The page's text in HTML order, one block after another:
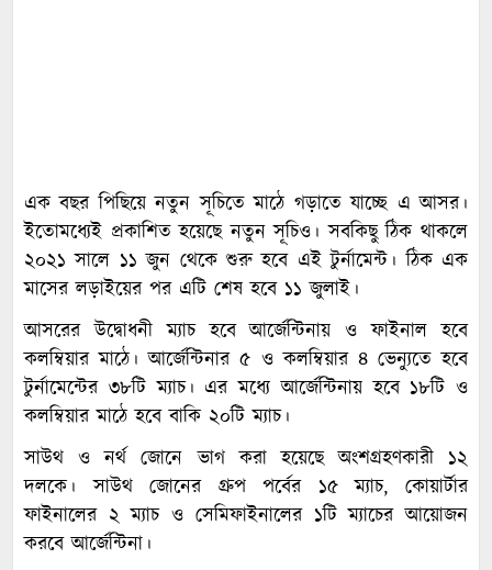
এক বছর পিছিয়ে নতুন সূচিতে মাঠে গড়াতে যাচ্ছে এ আসর।
ইতোমধ্যেই প্রকাশিত হয়েছে নতুন সূচিও। সবকিছু ঠিক থাকলে
২০২১ সালে ১১ জুন থেকে শুরু হবে এই টুর্নামেন্ট। ঠিক এক
মাসের লড়াইয়ের পর এটি শেষ হবে ১১ জুলাই।
আসরের উদ্বোধনী ম্যাচ হবে আর্জেন্টিনায় ও ফাইনাল হবে
কলম্বিয়ার মাঠে। আর্জেন্টিনার ৫ ও কলম্বিয়ার ৪ ভেন্যুতে হবে
টুর্নামেন্টের ৩৮টি ম্যাচ। এর মধ্যে আর্জেন্টিনায় হবে ১৮টি ও
কলম্বিয়ার মাঠে হবে বাকি ২০টি ম্যাচ।
সাউথ ও নর্থ জোনে ভাগ করা হয়েছে অংশগ্রহণকারী ১২
দলকে। সাউথ জোনের গ্রুপ পর্বের ১৫ ম্যাচ, কোয়ার্টার
ফাইনালের ২ ম্যাচ ও সেমিফাইনালের ১টি ম্যাচের আয়োজন
করবে আর্জেন্টিনা।